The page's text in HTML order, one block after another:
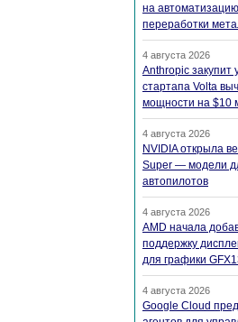
на
переработки
4 августа 2026
Anthropic закупит
стартапа Volta
мощности на $10
4 августа 2026
NVIDIA открыла
Super — модели
автопилотов
4 августа 2026
AMD начала
поддержку
для графики
4 августа 2026
Google Cloud